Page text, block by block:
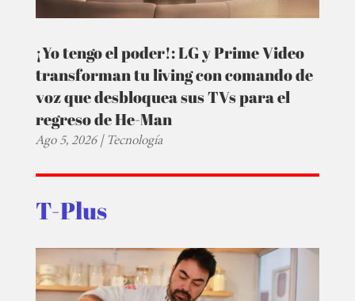
¡Yo tengo el poder!: LG y Prime Video
transforman tu living con comando de
voz que desbloquea sus TVs para el
regreso de He-Man
Ago 5, 2026|Tecnología
T-Plus